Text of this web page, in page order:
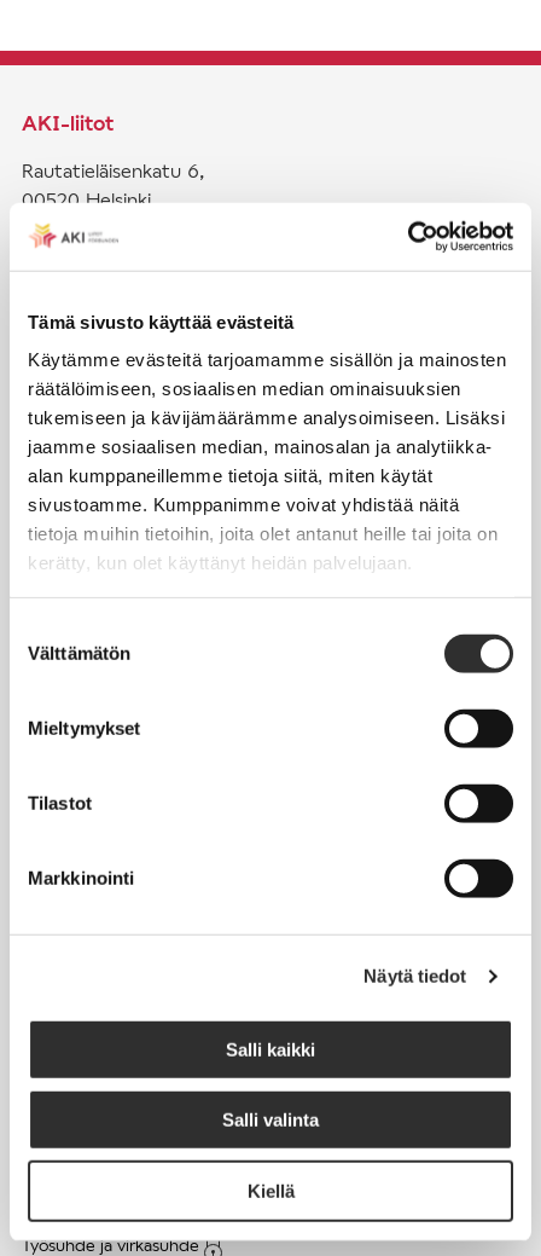
Tämä sivusto käyttää evästeitä
Käytämme evästeitä tarjoamamme sisällön ja mainosten
räätälöimiseen, sosiaalisen median ominaisuuksien
tukemiseen ja kävijämäärämme analysoimiseen. Lisäksi
jaamme sosiaalisen median, mainosalan ja analytiikka-
alan kumppaneillemme tietoja siitä, miten käytät
sivustoamme. Kumppanimme voivat yhdistää näitä
tietoja muihin tietoihin, joita olet antanut heille tai joita on
kerätty, kun olet käyttänyt heidän palvelujaan.
valinta
Välttämätön
Mieltymykset
Tilastot
Markkinointi
Näytä tiedot
Salli kaikki
Salli valinta
Kiellä
AKI-liitot
Rautatieläisenkatu 6,
00520 Helsinki
puh. (09) 4270 1503
Seuraa meitä somessa:
JÄSENYYS
Henkilöjäsenyys
Jäsenmaksujen työnantajaperintä
Matkalaskut
Tapahtumakalenteri
JOBI
TYÖELÄMÄOPAS
Työsuhde ja virkasuhde